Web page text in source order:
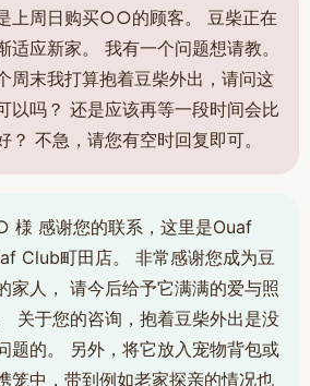
上周日购买○○的顾客。 豆柴正在
适应新家。 我有一个问题想请教。
周末我打算抱着豆柴外出，请问这
以吗？ 还是应该再等一段时间会比
？ 不急，请您有空时回复即可。
感谢您的联系，这里是Ouaf
Club町田店。 非常感谢您成为豆
家人， 请今后给予它满满的爱与照
关于您的咨询，抱着豆柴外出是没
题的。 另外，将它放入宠物背包或
笼中，带到例如老家探亲的情况也